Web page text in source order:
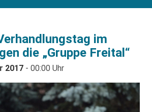
im
die „Gruppe Freital“
2017 - 00:00 Uhr